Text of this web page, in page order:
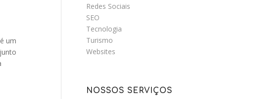
um
Redes Sociais
SEO
Tecnologia
Turismo
Websites
NOSSOS SERVIÇOS